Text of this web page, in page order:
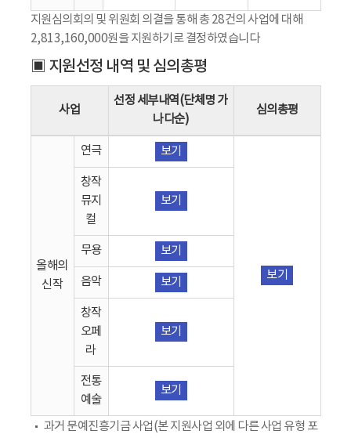
지원심의회의 및 위원회 의결을 통해 총 28건의 사업에 대해
2,813,160,000원을 지원하기로 결정하였습니다
▣ 지원선정 내역 및 심의총평
사업
선정 세부내역(단체명 가
나다순)
심의총평
올해의
신작
연극 보기
보기
창작
뮤지
컬
보기
무용 보기
음악 보기
창작
오페
라
보기
전통
예술
보기
과거 문예진흥기금 사업(본 지원사업 외에 다른 사업 유형 포